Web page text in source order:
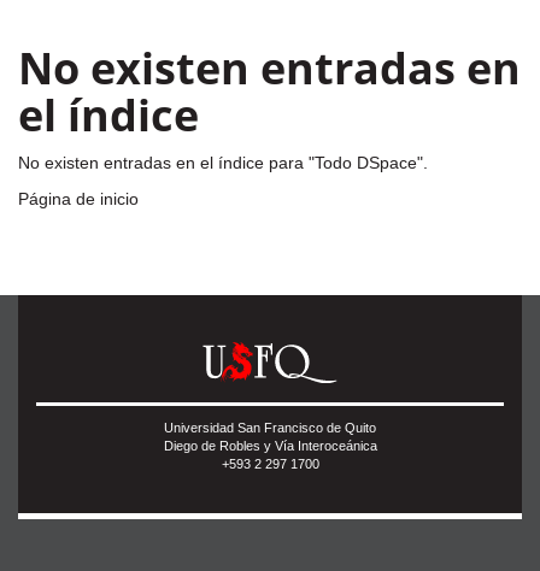
No existen entradas en
el índice
No existen entradas en el índice para "Todo DSpace".
Página de inicio
Universidad San Francisco de Quito
Diego de Robles y Vía Interoceánica
+593 2 297 1700